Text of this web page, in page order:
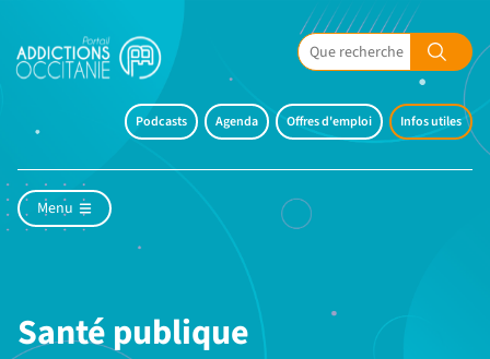
Podcasts Agenda Offres d'emploi Infos utiles
Menu
Santé publique